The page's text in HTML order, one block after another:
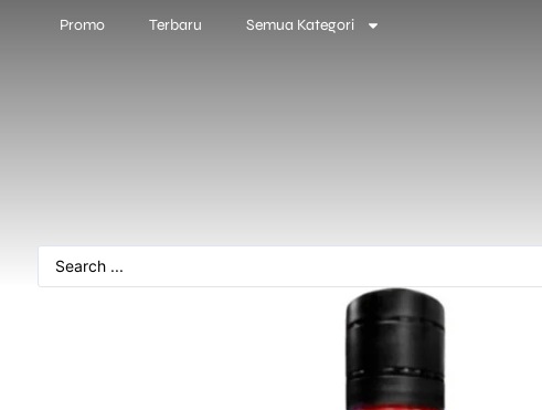
Promo Terbaru Semua Kategori